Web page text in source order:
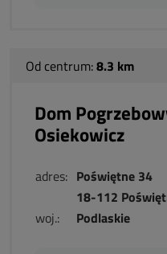
Od centrum:8.3 km
Dom
Osiekowicz
adres: Poświętne 34
18-112
woj.:
Podlaskie